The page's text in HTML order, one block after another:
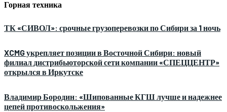
Горная техника
ТК «СИВОЛ»: срочные грузоперевозки по Сибири за 1 ночь
XCMG укрепляет позиции в Восточной Сибири: новый
филиал дистрибьюторской сети компании «СПЕЦЦЕНТР»
открылся в Иркутске
Владимир Бородин: «Шипованные КГШ лучше и надежнее
цепей противоскольжения»